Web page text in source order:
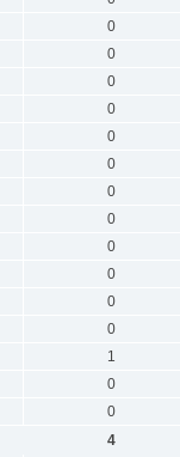
0
0
0
0
0
0
0
0
0
0
0
0
1
0
0
4